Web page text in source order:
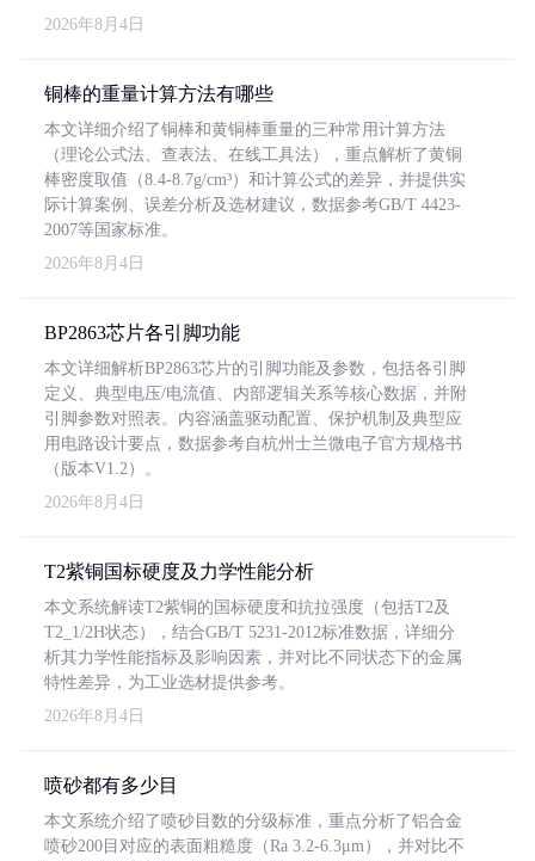
2026年8月4日
铜棒的重量计算方法有哪些
本文详细介绍了铜棒和黄铜棒重量的三种常用计算方法
（理论公式法、查表法、在线工具法），重点解析了黄铜
棒密度取值（8.4-8.7g/cm³）和计算公式的差异，并提供实
际计算案例、误差分析及选材建议，数据参考GB/T 4423-
2007等国家标准。
2026年8月4日
BP2863芯片各引脚功能
本文详细解析BP2863芯片的引脚功能及参数，包括各引脚
定义、典型电压/电流值、内部逻辑关系等核心数据，并附
引脚参数对照表。内容涵盖驱动配置、保护机制及典型应
用电路设计要点，数据参考自杭州士兰微电子官方规格书
（版本V1.2）。
2026年8月4日
T2紫铜国标硬度及力学性能分析
本文系统解读T2紫铜的国标硬度和抗拉强度（包括T2及
T2_1/2H状态），结合GB/T 5231-2012标准数据，详细分
析其力学性能指标及影响因素，并对比不同状态下的金属
特性差异，为工业选材提供参考。
2026年8月4日
喷砂都有多少目
本文系统介绍了喷砂目数的分级标准，重点分析了铝合金
喷砂200目对应的表面粗糙度（Ra 3.2-6.3μm），并对比不